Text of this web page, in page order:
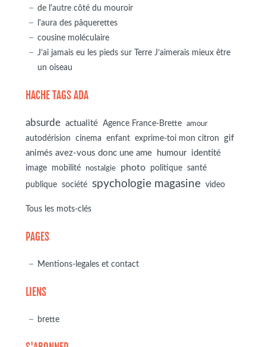
de l'autre côté du mouroir
l'aura des pâquerettes
cousine moléculaire
J’ai jamais eu les pieds sur Terre J’aimerais mieux être
un oiseau
HACHE TAGS ADA
absurde actualité Agence France-Brette amour
autodérision cinema enfant exprime-toi mon citron
gif
animés avez-vous donc une ame
humour identité
image mobilité nostalgie photo politique
santé
publique
société spychologie magasine video
Tous les mots-clés
PAGES
Mentions-legales et contact
LIENS
brette